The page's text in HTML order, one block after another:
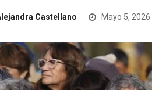
Castellano Mayo 5, 2026